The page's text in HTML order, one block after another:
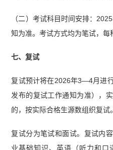
（二）考试科目时间安排：
知为准。考试方式均为笔试，每
七、复试
复试预计将在2026年3—4月进
发布的复试工作通知为准），
的，按实际合格生源数组织复试。
复试分为笔试和面试。复试内
业基础知识、英语（听力和口